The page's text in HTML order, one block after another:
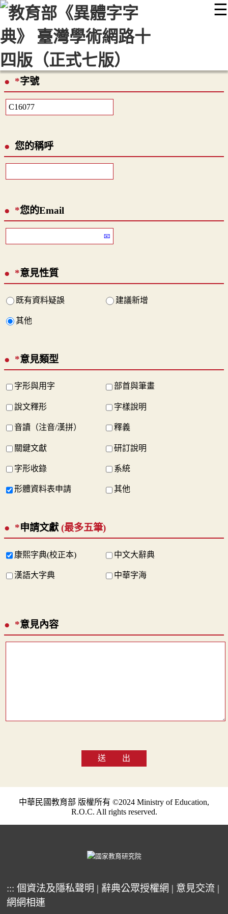
☰
::: 最新消息 常見問題 編輯說明
顯示模式
網站導覽
*字號
您的稱呼
*您的Email
*意見性質
既有資料疑誤 建議新增
其他
*意見類型
字形與用字 部首與筆畫
說文釋形 字樣說明
音讀（注音/漢拼） 釋義
關鍵文獻 研訂說明
字形收錄 系統
形體資料表申請 其他
*申請文獻 (最多五筆)
康熙字典(校正本) 中文大辭典
漢語大字典 中華字海
*意見內容
送 出
中華民國教育部 版權所有 ©2024 Ministry of Education,
R.O.C. All rights reserved.
::: 個資法及隱私聲明 | 辭典公眾授權網 | 意見交流 |
網網相連